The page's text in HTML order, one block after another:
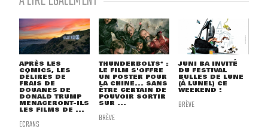
APRÈS LES
COMICS, LES
DÉLIRES DE
FRAIS DE
DOUANES DE
DONALD TRUMP
MENACERONT-ILS
LES FILMS DE ...
ECRANS
THUNDERBOLTS* :
LE FILM S'OFFRE
UN POSTER POUR
LA CHINE... SANS
ÊTRE CERTAIN DE
POUVOIR SORTIR
SUR ...
BRÈVE
JUNI BA INVITÉ
DU FESTIVAL
BULLES DE LUNE
(À LUNEL) CE
WEEKEND !
BRÈVE